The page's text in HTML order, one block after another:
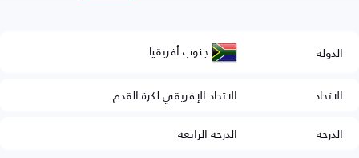
الدولة جنوب أفريقيا
الاتحاد
الاتحاد الإفريقي لكرة القدم
الدرجة
الدرجة الرابعة